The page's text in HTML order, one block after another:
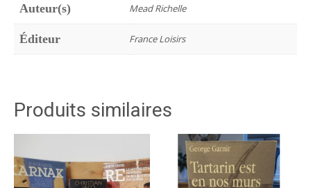
Auteur(s) Mead Richelle
Éditeur France Loisirs
Produits similaires